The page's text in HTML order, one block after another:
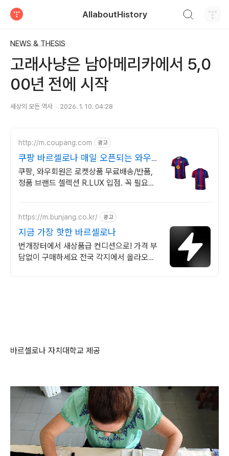
AllaboutHistory
NEWS & THESIS
고래사냥은 남아메리카에서 5,0
00년 전에 시작
세상의 모든 역사 2026. 1. 10. 04:28
http://m.coupang.com 광고
쿠팡 바르셀로나 매일 오픈되는 와우회
원 특가
쿠팡, 와우회원은 로켓상품 무료배송/반품,
정품 브랜드 셀렉션 R.LUX 입점. 꼭 필요한
https://m.bunjang.co.kr/ 광고
지금 가장 핫한 바르셀로나
번개장터에서 새상품급 컨디션으로! 가격 부
담없이 구매하세요 전국 각지에서 올라오는
바르셀로나 자치대학교 제공